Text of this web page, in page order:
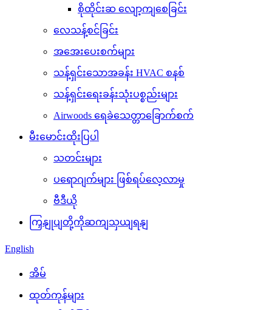
စိုထိုင်းဆ လျော့ကျစေခြင်း
လေသန့်စင်ခြင်း
အအေးပေးစက်များ
သန့်ရှင်းသောအခန်း HVAC စနစ်
သန့်ရှင်းရေးခန်းသုံးပစ္စည်းများ
Airwoods ရေခဲသေတ္တာခြောက်စက်
မီးမောင်းထိုးပြပါ
သတင်းများ
ပရောဂျက်များ ဖြစ်ရပ်လေ့လာမှု
ဗီဒီယို
ကြှနျုပျတို့ကိုဆကျသှယျရနျ
English
အိမ်
ထုတ်ကုန်များ